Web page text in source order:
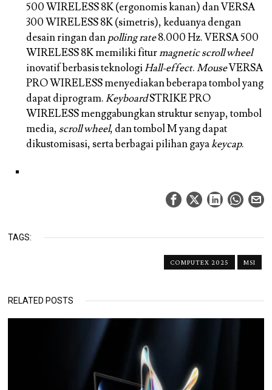
500 WIRELESS 8K (ergonomis kanan) dan VERSA
300 WIRELESS 8K (simetris), keduanya dengan
desain ringan danpolling rate8.000 Hz. VERSA 500
WIRELESS 8K memiliki fiturmagnetic scroll wheel
inovatif berbasis teknologiHall-effect.MouseVERSA
PRO WIRELESS menyediakan beberapa tombol yang
dapat diprogram.KeyboardSTRIKE PRO
WIRELESS menggabungkan struktur senyap, tombol
media, scroll wheel, dan tombol M yang dapat
dikustomisasi, serta berbagai pilihan gayakeycap.
TAGS:
COMPUTEX 2025 MSI
RELATED POSTS